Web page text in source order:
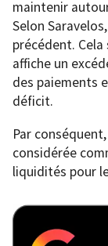
maintenir
Selon
précédent. Cela
affiche un
des paiements
déficit.
Par
considérée
liquidités pour